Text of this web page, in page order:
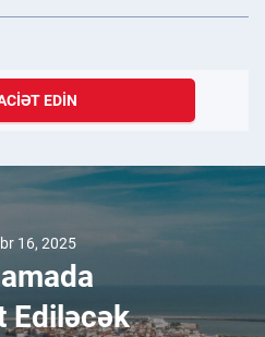
EDIN
16, 2025
Ediləcək